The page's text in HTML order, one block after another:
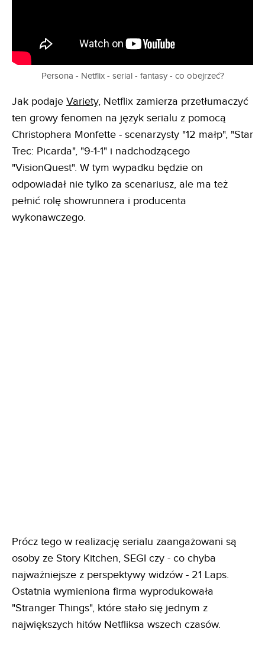
Persona - Netflix - serial - fantasy - co obejrzeć?
Jak podaje Variety, Netflix zamierza przetłumaczyć
ten growy fenomen na język serialu z pomocą
Christophera Monfette - scenarzysty "12 małp", "Star
Trec: Picarda", "9-1-1" i nadchodzącego
"VisionQuest". W tym wypadku będzie on
odpowiadał nie tylko za scenariusz, ale ma też
pełnić rolę showrunnera i producenta
wykonawczego.
Prócz tego w realizację serialu zaangażowani są
osoby ze Story Kitchen, SEGI czy - co chyba
najważniejsze z perspektywy widzów - 21 Laps.
Ostatnia wymieniona firma wyprodukowała
"Stranger Things", które stało się jednym z
największych hitów Netfliksa wszech czasów.